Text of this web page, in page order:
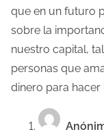
que en un futuro
sobre la
nuestro capital,
personas que
dinero para hacer